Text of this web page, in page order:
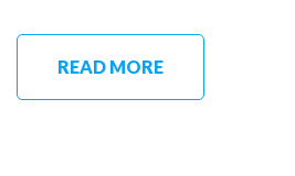
READ MORE